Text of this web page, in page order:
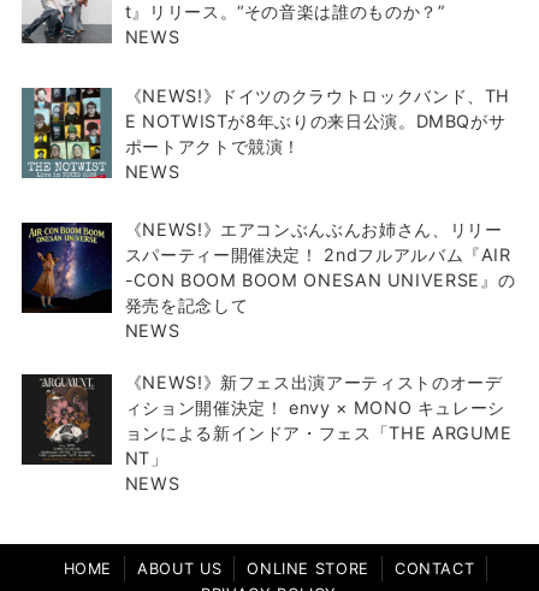
t』リリース。“その音楽は誰のものか？”
NEWS
《NEWS!》ドイツのクラウトロックバンド、TH
E NOTWISTが8年ぶりの来日公演。DMBQがサ
ポートアクトで競演！
NEWS
《NEWS!》エアコンぶんぶんお姉さん、リリー
スパーティー開催決定！ 2ndフルアルバム『AIR
-CON BOOM BOOM ONESAN UNIVERSE』の
発売を記念して
NEWS
《NEWS!》新フェス出演アーティストのオーデ
ィション開催決定！ envy × MONO キュレーシ
ョンによる新インドア・フェス「THE ARGUME
NT」
NEWS
HOME ABOUT US ONLINE STORE
CONTACT